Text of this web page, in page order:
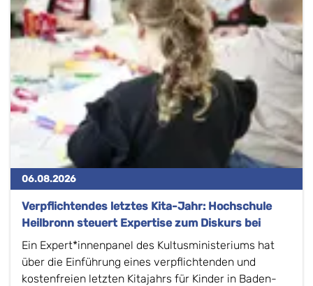
06.08.2026
Verpflichtendes letztes Kita-Jahr: Hochschule
Heilbronn steuert Expertise zum Diskurs bei
Ein Expert*innenpanel des Kultusministeriums hat
über die Einführung eines verpflichtenden und
kostenfreien letzten Kitajahrs für Kinder in Baden-